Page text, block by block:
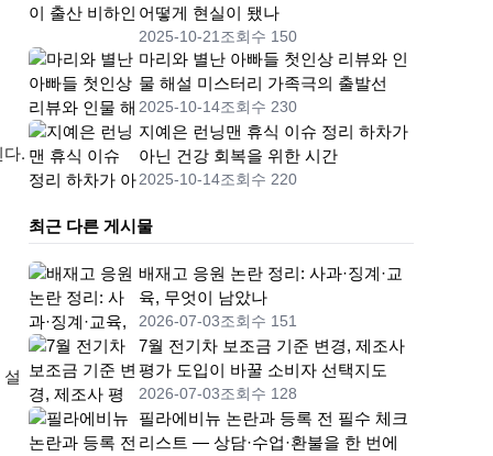
.
어떻게 현실이 됐나
2025-10-21조회수 150
마리와 별난 아빠들 첫인상 리뷰와 인
물 해설 미스터리 가족극의 출발선
2025-10-14조회수 230
지예은 런닝맨 휴식 이슈 정리 하차가
아닌 건강 회복을 위한 시간
2025-10-14조회수 220
최근 다른 게시물
배재고 응원 논란 정리: 사과·징계·교
육, 무엇이 남았나
2026-07-03조회수 151
7월 전기차 보조금 기준 변경, 제조사
평가 도입이 바꿀 소비자 선택지도
2026-07-03조회수 128
필라에비뉴 논란과 등록 전 필수 체크
리스트 — 상담·수업·환불을 한 번에